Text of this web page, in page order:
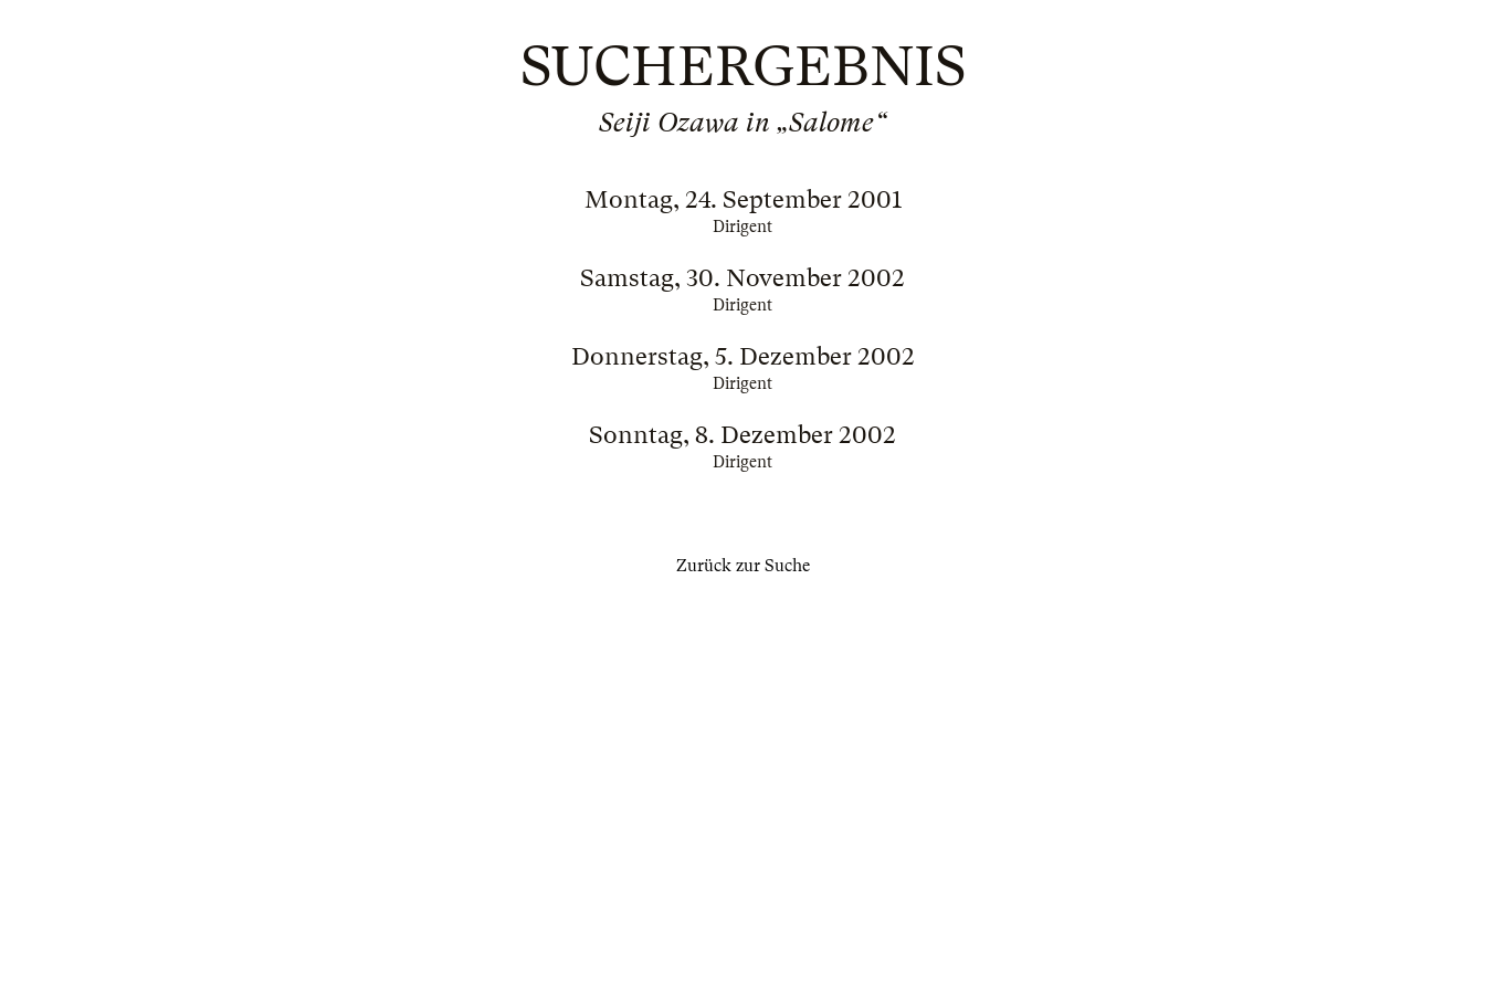
SUCHERGEBNIS
Seiji Ozawa in „Salome“
Montag, 24. September 2001
Dirigent
Samstag, 30. November 2002
Dirigent
Donnerstag, 5. Dezember 2002
Dirigent
Sonntag, 8. Dezember 2002
Dirigent
Zurück zur Suche